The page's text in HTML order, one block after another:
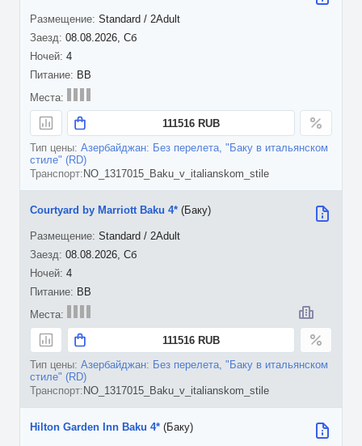
08.08.2026, Сб
4
Standard / 2Adult
BB
111516 RUB
Азербайджан: Без перелета, "Баку в итальянском
стиле" (RD)
NO_1317015_Baku_v_italianskom_stile
08.08.2026, Сб
4
Courtyard by Marriott Baku 4* (Баку)
Standard / 2Adult
BB
111516 RUB
Азербайджан: Без перелета, "Баку в итальянском
стиле" (RD)
NO_1317015_Baku_v_italianskom_stile
Hilton Garden Inn Baku 4* (Баку)